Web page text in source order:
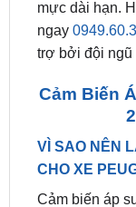
trợ bởi đội ngũ
Cảm Biến
VÌ SAO NÊN
CHO XE
Cảm biến áp
phục những
tuổi thọ cho